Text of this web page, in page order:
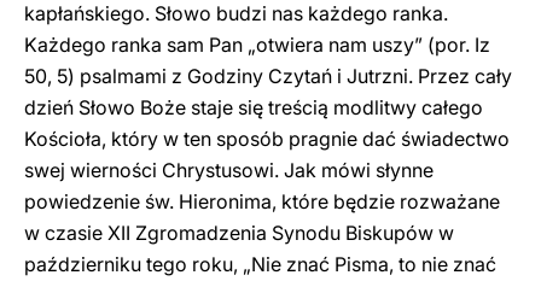
kapłańskiego. Słowo budzi nas każdego ranka.
Każdego ranka sam Pan „otwiera nam uszy” (por. Iz
50, 5) psalmami z Godziny Czytań i Jutrzni. Przez cały
dzień Słowo Boże staje się treścią modlitwy całego
Kościoła, który w ten sposób pragnie dać świadectwo
swej wierności Chrystusowi. Jak mówi słynne
powiedzenie św. Hieronima, które będzie rozważane
w czasie XII Zgromadzenia Synodu Biskupów w
październiku tego roku, „Nie znać Pisma, to nie znać